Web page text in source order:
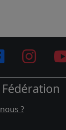
Fédération
?